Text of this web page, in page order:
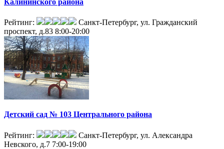
Рейтинг:
Санкт-Петербург, ул. Гражданский
проспект, д.83 8:00-20:00
Детский сад № 103 Центрального района
Рейтинг:
Санкт-Петербург, ул. Александра
Невского, д.7 7:00-19:00